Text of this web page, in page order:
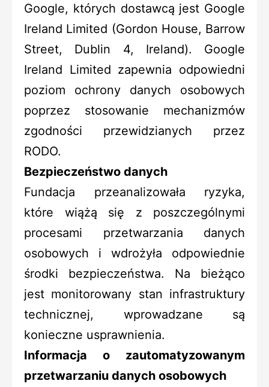
Google, których dostawcą jest Google
Ireland Limited (Gordon House, Barrow
Street, Dublin 4, Ireland). Google
Ireland Limited zapewnia odpowiedni
poziom ochrony danych osobowych
poprzez stosowanie mechanizmów
zgodności przewidzianych przez
RODO.
Bezpieczeństwo danych
Fundacja przeanalizowała ryzyka,
które wiążą się z poszczególnymi
procesami przetwarzania danych
osobowych i wdrożyła odpowiednie
środki bezpieczeństwa. Na bieżąco
jest monitorowany stan infrastruktury
technicznej, wprowadzane są
konieczne usprawnienia.
Informacja o zautomatyzowanym
przetwarzaniu danych osobowych